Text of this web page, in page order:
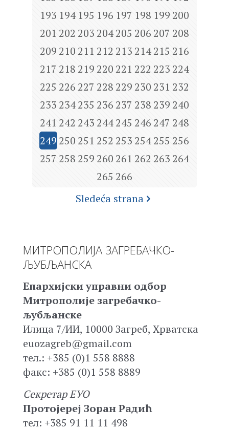
193 194 195 196 197 198 199 200
201 202 203 204205 206 207 208
209 210 211 212 213 214215 216
217 218 219 220 221 222 223 224
225 226 227 228 229 230 231 232
233 234235 236 237 238 239 240
241 242 243 244245 246 247 248
249 250 251 252 253 254255 256
257 258 259 260 261 262 263 264
265 266
Sledeća strana
МИТРОПОЛИЈА ЗАГРЕБАЧКО-
ЉУБЉАНСКА
Епархијски управни одбор
Митрополије загребачко-
љубљанске
Илица 7/ИИ, 10000 Загреб, Хрватска
euozagreb@gmail.com
тел.: +385 (0)1 558 8888
факс: +385 (0)1 558 8889
Секретар ЕУО
Протојереј Зоран Радић
тел: +385 91 11 11 498